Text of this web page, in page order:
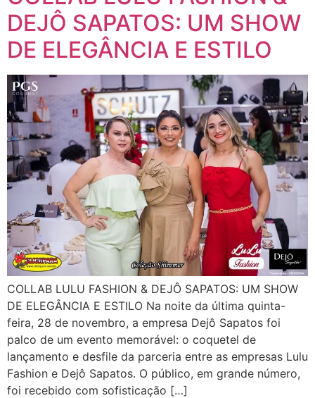
DEJÔ SAPATOS: UM SHOW
DE ELEGÂNCIA E ESTILO
COLLAB LULU FASHION & DEJÔ SAPATOS: UM SHOW
DE ELEGÂNCIA E ESTILO Na noite da última quinta-
feira, 28 de novembro, a empresa Dejô Sapatos foi
palco de um evento memorável: o coquetel de
lançamento e desfile da parceria entre as empresas Lulu
Fashion e Dejô Sapatos. O público, em grande número,
foi recebido com sofisticação […]